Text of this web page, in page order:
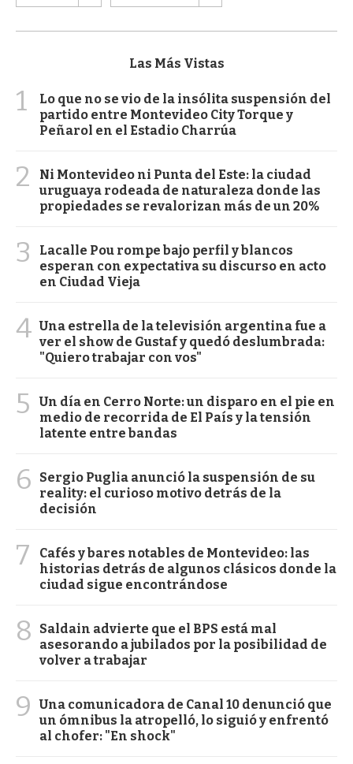
Las Más Vistas
1
Lo que no se vio de la insólita suspensión del
partido entre Montevideo City Torque y
Peñarol en el Estadio Charrúa
2
Ni Montevideo ni Punta del Este: la ciudad
uruguaya rodeada de naturaleza donde las
propiedades se revalorizan más de un 20%
3
Lacalle Pou rompe bajo perfil y blancos
esperan con expectativa su discurso en acto
en Ciudad Vieja
4 Una estrella de la televisión argentina fue a
ver el show de Gustaf y quedó deslumbrada:
"Quiero trabajar con vos"
5
Un día en Cerro Norte: un disparo en el pie en
medio de recorrida de El País y la tensión
latente entre bandas
6
Sergio Puglia anunció la suspensión de su
reality: el curioso motivo detrás de la
decisión
7
Cafés y bares notables de Montevideo: las
historias detrás de algunos clásicos donde la
ciudad sigue encontrándose
8
Saldain advierte que el BPS está mal
asesorando a jubilados por la posibilidad de
volver a trabajar
9
Una comunicadora de Canal 10 denunció que
un ómnibus la atropelló, lo siguió y enfrentó
al chofer: "En shock"